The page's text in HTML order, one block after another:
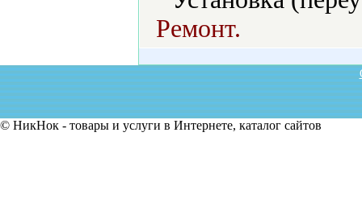
Ремонт.
© НикНок - товары и услуги в Интернете, каталог сайтов